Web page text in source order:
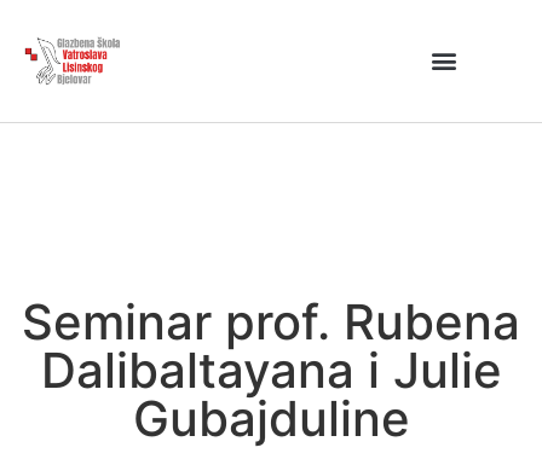
Seminar prof. Rubena
Dalibaltayana i Julie
Gubajduline